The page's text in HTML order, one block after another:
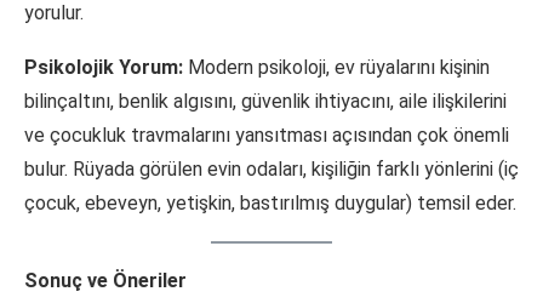
yorulur.
Psikolojik Yorum: Modern psikoloji, ev rüyalarını kişinin
bilinçaltını, benlik algısını, güvenlik ihtiyacını, aile ilişkilerini
ve çocukluk travmalarını yansıtması açısından çok önemli
bulur. Rüyada görülen evin odaları, kişiliğin farklı yönlerini (iç
çocuk, ebeveyn, yetişkin, bastırılmış duygular) temsil eder.
Sonuç ve Öneriler